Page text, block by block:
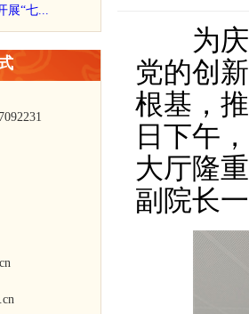
展“七...
为庆
党的创
根基，
日下午
大厅隆
副院长